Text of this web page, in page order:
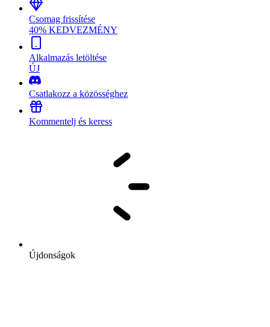
Csomag frissítése
40% KEDVEZMÉNY
Alkalmazás letöltése
ÚJ
Csatlakozz a közösséghez
Kommentelj és keress
Újdonságok